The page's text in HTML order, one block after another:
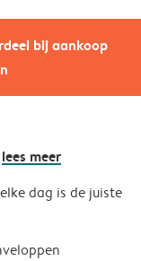
bij aankoop
lees meer
dag is de juiste